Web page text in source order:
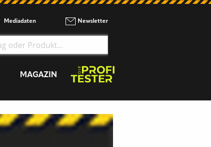
Mediadaten Newsletter
MAGAZIN